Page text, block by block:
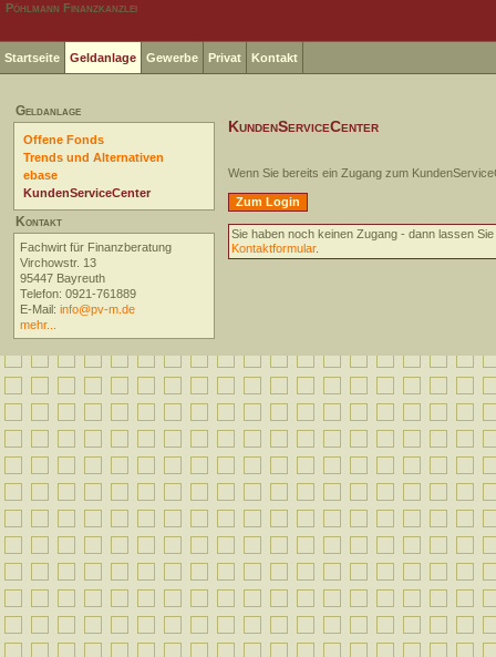
Pöhlmann Finanzkanzlei
Startseite Geldanlage Gewerbe Privat Kontakt
Geldanlage
Offene Fonds
Trends und Alternativen
ebase
KundenServiceCenter
Kontakt
Fachwirt für Finanzberatung
Virchowstr. 13
95447 Bayreuth
Telefon: 0921-761889
E-Mail: info@pv-m.de
mehr...
KundenServiceCenter
Wenn Sie bereits ein Zugang zum
Sie haben noch keinen Zugang - dann lassen
Kontaktformular.